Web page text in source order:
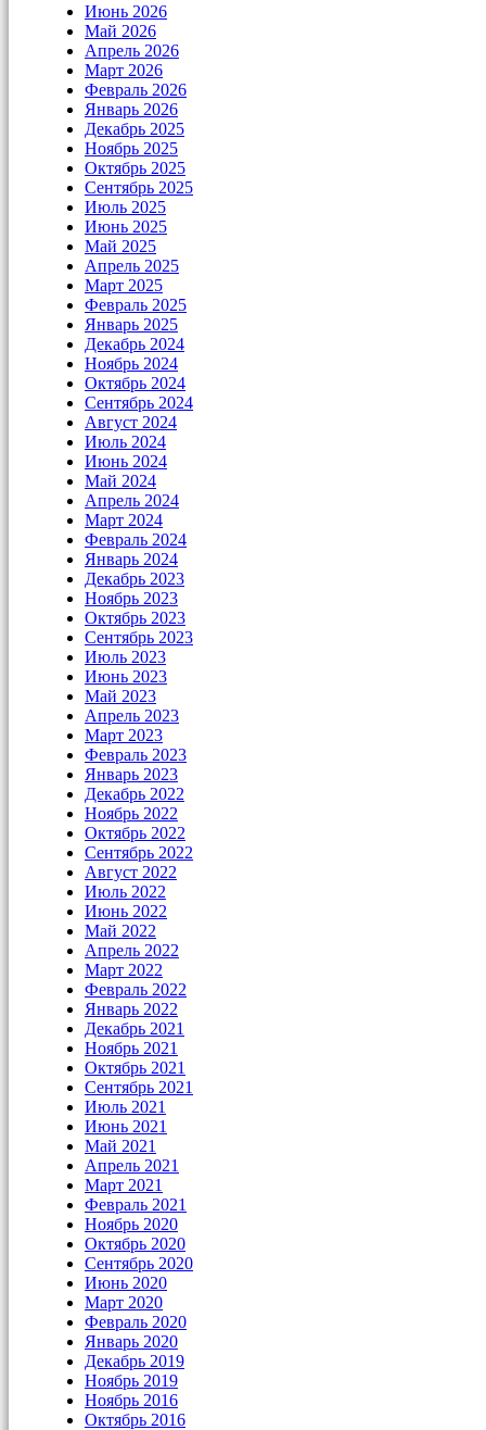
Июнь 2026
Май 2026
Апрель 2026
Март 2026
Февраль 2026
Январь 2026
Декабрь 2025
Ноябрь 2025
Октябрь 2025
Сентябрь 2025
Июль 2025
Июнь 2025
Май 2025
Апрель 2025
Март 2025
Февраль 2025
Январь 2025
Декабрь 2024
Ноябрь 2024
Октябрь 2024
Сентябрь 2024
Август 2024
Июль 2024
Июнь 2024
Май 2024
Апрель 2024
Март 2024
Февраль 2024
Январь 2024
Декабрь 2023
Ноябрь 2023
Октябрь 2023
Сентябрь 2023
Июль 2023
Июнь 2023
Май 2023
Апрель 2023
Март 2023
Февраль 2023
Январь 2023
Декабрь 2022
Ноябрь 2022
Октябрь 2022
Сентябрь 2022
Август 2022
Июль 2022
Июнь 2022
Май 2022
Апрель 2022
Март 2022
Февраль 2022
Январь 2022
Декабрь 2021
Ноябрь 2021
Октябрь 2021
Сентябрь 2021
Июль 2021
Июнь 2021
Май 2021
Апрель 2021
Март 2021
Февраль 2021
Ноябрь 2020
Октябрь 2020
Сентябрь 2020
Июнь 2020
Март 2020
Февраль 2020
Январь 2020
Декабрь 2019
Ноябрь 2019
Ноябрь 2016
Октябрь 2016